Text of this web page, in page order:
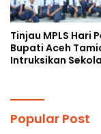
Tinjau MPLS Hari
Bupati Aceh
Intruksikan
Popular Post